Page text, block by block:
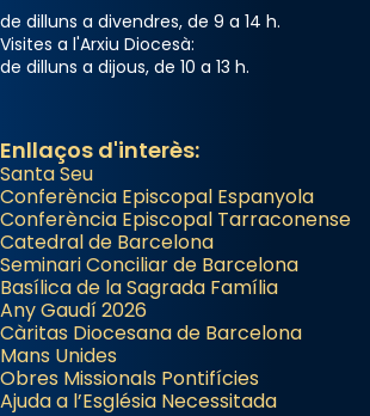
de dilluns a divendres, de 9 a 14 h.
Visites a l'Arxiu Diocesà:
de dilluns a dijous, de 10 a 13 h.
Enllaços d'interès:
Santa Seu
Conferència Episcopal Espanyola
Conferència Episcopal Tarraconense
Catedral de Barcelona
Seminari Conciliar de Barcelona
Basílica de la Sagrada Família
Any Gaudí 2026
Càritas Diocesana de Barcelona
Mans Unides
Obres Missionals Pontifícies
Ajuda a l’Església Necessitada